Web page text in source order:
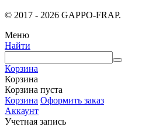
© 2017 - 2026 GAPPO-FRAP.
Меню
Найти
Корзина
Корзина
Корзина пуста
Корзина Оформить заказ
Аккаунт
Учетная запись